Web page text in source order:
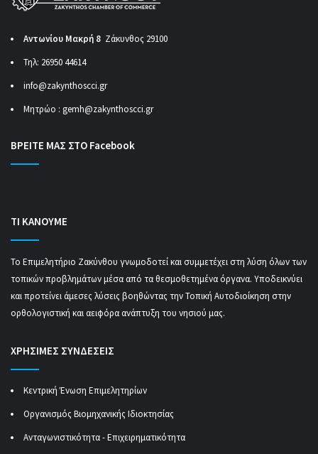
Αντωνίου Μακρή 8 Ζάκυνθος 29100
Τηλ: 26950 44614
info@zakynthoscci.gr
Μητρώο : gemh@zakynthoscci.gr
ΒΡΕΙΤΕ ΜΑΣ ΣΤΟ Facebook
ΤΙ ΚΑΝΟΥΜΕ
Το Επιμελητήριο Ζακύνθου γνωμοδοτεί και συμμετέχει στη λύση όλων των
τοπικών προβλημάτων μέσα από τα θεσμοθετημένα όργανα. Υποδεικνύει
και προτείνει άμεσες λύσεις βοηθώντας την Τοπική Αυτοδιοίκηση στην
ορθολογιστική και αειφόρα ανάπτυξη του νησιού μας.
ΧΡΗΣΙΜΕΣ ΣΥΝΔΕΣΕΙΣ
Κεντρική Ένωση Επιμελητηρίων
Οργανισμός Βιομηχανικής Ιδιοκτησίας
Ανταγωνιστικότητα - Επιχειρηματικότητα